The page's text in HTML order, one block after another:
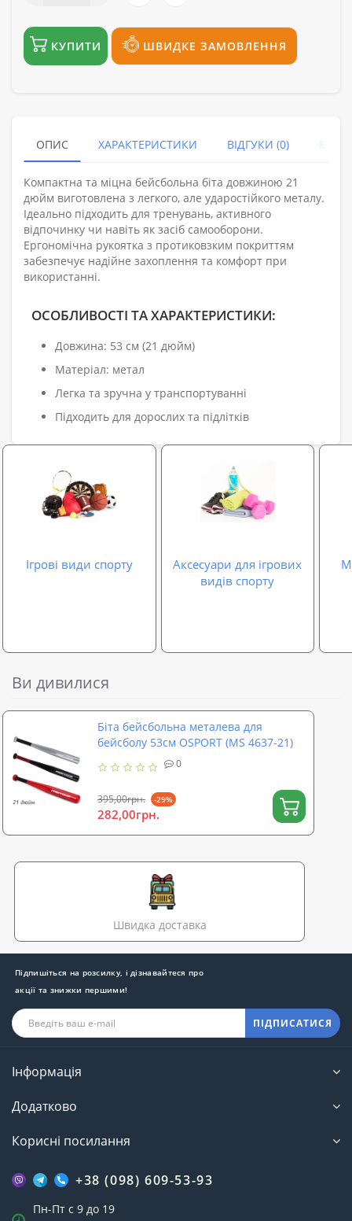
КУПИТИ ШВИДКЕ ЗАМОВЛЕННЯ
ОПИС ХАРАКТЕРИСТИКИ ВІДГУКИ (0)
Компактна та міцна бейсбольна біта довжиною 21
дюйм виготовлена ​​з легкого, але ударостійкого металу.
Ідеально підходить для тренувань, активного
відпочинку чи навіть як засіб самооборони.
Ергономічна рукоятка з протиковзким покриттям
забезпечує надійне захоплення та комфорт при
використанні.
ОСОБЛИВОСТІ ТА ХАРАКТЕРИСТИКИ:
Довжина: 53 см (21 дюйм)
Матеріал: метал
Легка та зручна у транспортуванні
Підходить для дорослих та підлітків
Ігрові види спорту
Аксесуари для ігрових
видів спорту
Ви дивилися
Біта бейсбольна металева для
бейсболу 53см OSPORT (MS 4637-21)
0
395,00грн. -29%
282,00грн.
Швидка доставка
Підпишіться на розсилку, і дізнавайтеся про
акції та знижки першими!
ПІДПИСАТИСЯ
Інформація
Додатково
Корисні посилання
+38 (098) 609-53-93
Пн-Пт с 9 до 19